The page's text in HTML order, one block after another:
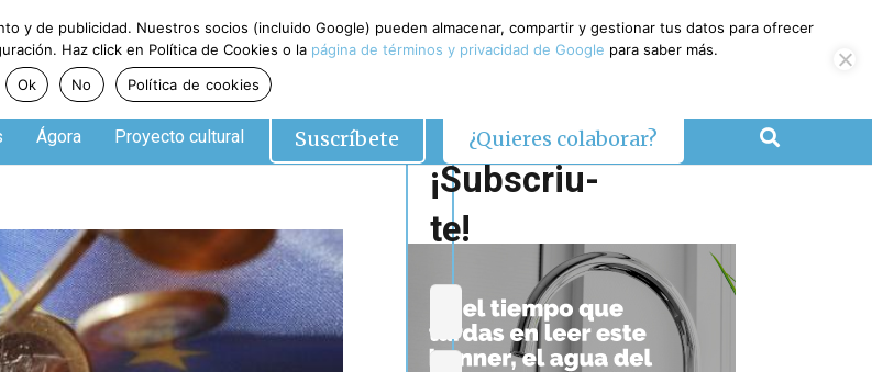
Ágora Proyecto cultural Suscríbete ¿Quieres colaborar?
¡Subscriu-
te!
y de publicidad. Nuestros socios (incluido Google) pueden almacenar, compartir y gestionar tus datos para ofrecer
Haz click en Política de Cookies o la página de términos y privacidad de Google para saber más.
Ok
No Política de cookies